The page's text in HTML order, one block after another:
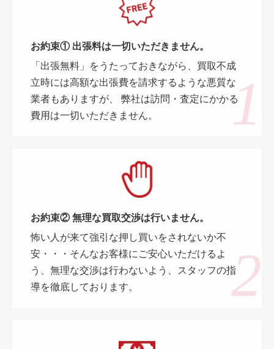
お約束① 出張料は一切いただきません。
「出張無料」をうたっておきながら、買取不成
立時には高額な出張費を請求するような悪質な
業者もありますが、 弊社は訪問・査定にかかる
費用は一切いただきません。
お約束② 無理な買取交渉は行いません。
怖い人が来て強引な押し買いをされないか不
安・・・そんなお客様にご安心いただけるよ
う、無理な交渉は行わないよう、スタッフの指
導を徹底しております。